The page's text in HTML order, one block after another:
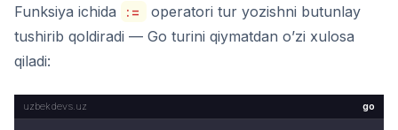
Funksiya ichida :=
operatori tur yozishni butunlay
tushirib qoldiradi — Go turini qiymatdan o’zi xulosa
qiladi:
go